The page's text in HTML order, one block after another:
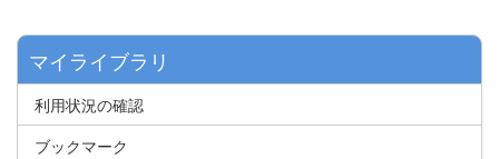
マイライブラリ
利用状況の確認
ブックマーク